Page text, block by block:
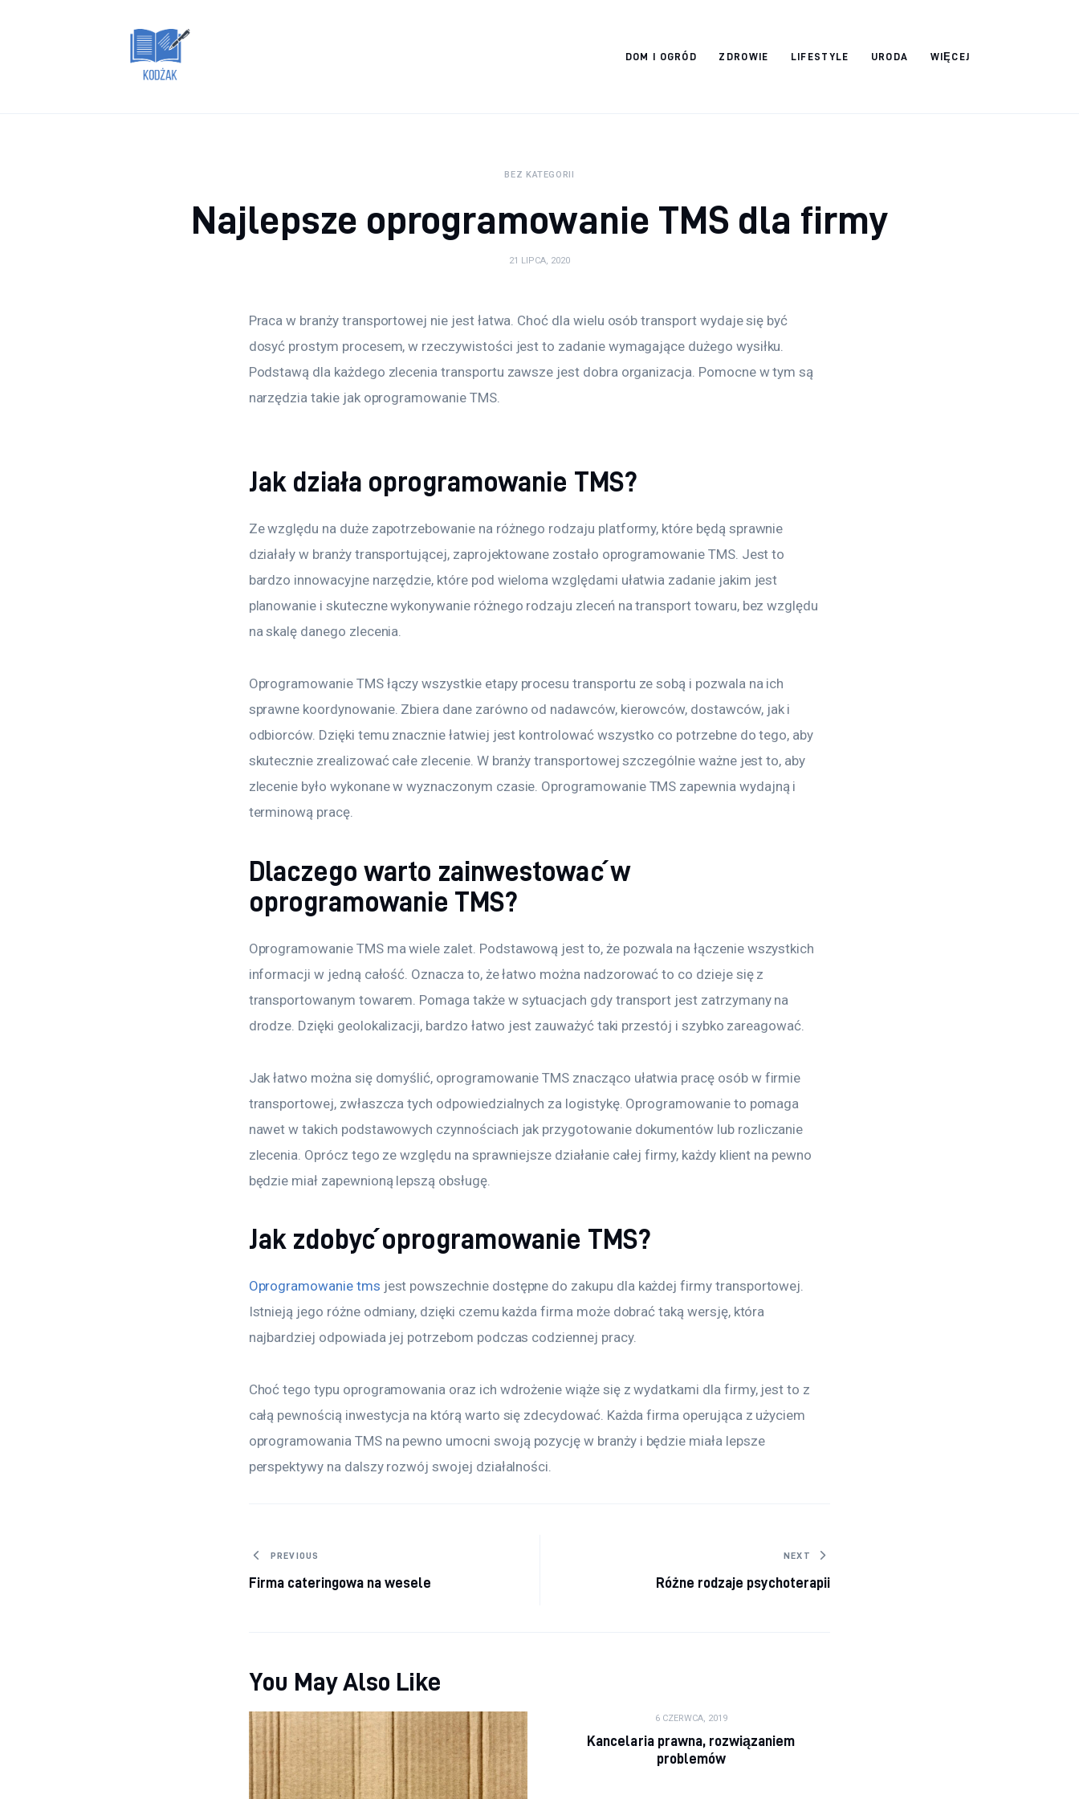
DOM I OGRÓD ZDROWIE LIFESTYLE URODA WIĘCEJ
BEZ KATEGORII
Najlepsze oprogramowanie TMS dla firmy
21 LIPCA, 2020
Praca w branży transportowej nie jest łatwa. Choć dla wielu osób transport wydaje się być
dosyć prostym procesem, w rzeczywistości jest to zadanie wymagające dużego wysiłku.
Podstawą dla każdego zlecenia transportu zawsze jest dobra organizacja. Pomocne w tym są
narzędzia takie jak oprogramowanie TMS.
Jak działa oprogramowanie TMS?
Ze względu na duże zapotrzebowanie na różnego rodzaju platformy, które będą sprawnie
działały w branży transportującej, zaprojektowane zostało oprogramowanie TMS. Jest to
bardzo innowacyjne narzędzie, które pod wieloma względami ułatwia zadanie jakim jest
planowanie i skuteczne wykonywanie różnego rodzaju zleceń na transport towaru, bez względu
na skalę danego zlecenia.
Oprogramowanie TMS łączy wszystkie etapy procesu transportu ze sobą i pozwala na ich
sprawne koordynowanie. Zbiera dane zarówno od nadawców, kierowców, dostawców, jak i
odbiorców. Dzięki temu znacznie łatwiej jest kontrolować wszystko co potrzebne do tego, aby
skutecznie zrealizować całe zlecenie. W branży transportowej szczególnie ważne jest to, aby
zlecenie było wykonane w wyznaczonym czasie. Oprogramowanie TMS zapewnia wydajną i
terminową pracę.
Dlaczego warto zainwestować w
oprogramowanie TMS?
Oprogramowanie TMS ma wiele zalet. Podstawową jest to, że pozwala na łączenie wszystkich
informacji w jedną całość. Oznacza to, że łatwo można nadzorować to co dzieje się z
transportowanym towarem. Pomaga także w sytuacjach gdy transport jest zatrzymany na
drodze. Dzięki geolokalizacji, bardzo łatwo jest zauważyć taki przestój i szybko zareagować.
Jak łatwo można się domyślić, oprogramowanie TMS znacząco ułatwia pracę osób w firmie
transportowej, zwłaszcza tych odpowiedzialnych za logistykę. Oprogramowanie to pomaga
nawet w takich podstawowych czynnościach jak przygotowanie dokumentów lub rozliczanie
zlecenia. Oprócz tego ze względu na sprawniejsze działanie całej firmy, każdy klient na pewno
będzie miał zapewnioną lepszą obsługę.
Jak zdobyć oprogramowanie TMS?
Oprogramowanie tms jest powszechnie dostępne do zakupu dla każdej firmy transportowej.
Istnieją jego różne odmiany, dzięki czemu każda firma może dobrać taką wersję, która
najbardziej odpowiada jej potrzebom podczas codziennej pracy.
Choć tego typu oprogramowania oraz ich wdrożenie wiąże się z wydatkami dla firmy, jest to z
całą pewnością inwestycja na którą warto się zdecydować. Każda firma operująca z użyciem
oprogramowania TMS na pewno umocni swoją pozycję w branży i będzie miała lepsze
perspektywy na dalszy rozwój swojej działalności.
Nawigacja wpisu
PREVIOUS
Firma cateringowa na wesele
NEXT
Różne rodzaje psychoterapii
You May Also Like
6 CZERWCA, 2019
Kancelaria prawna, rozwiązaniem
problemów